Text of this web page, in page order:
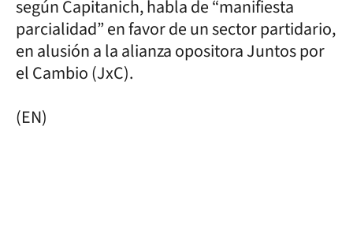
según Capitanich, habla de “manifiesta
parcialidad” en favor de un sector partidario,
en alusión a la alianza opositora Juntos por
el Cambio (JxC).
(EN)